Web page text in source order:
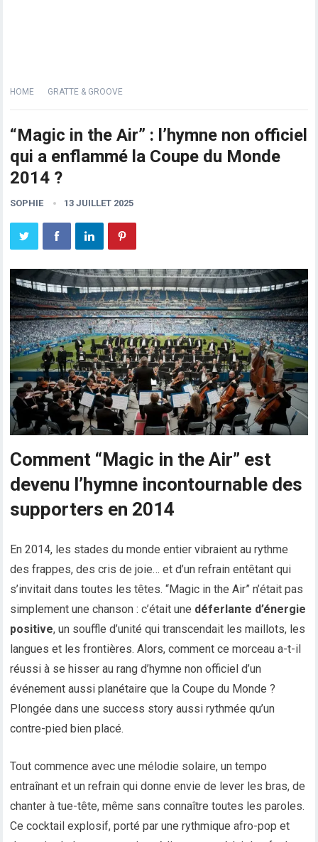
HOME GRATTE & GROOVE
“Magic in the Air” : l’hymne non officiel
qui a enflammé la Coupe du Monde
2014 ?
SOPHIE 13 JUILLET 2025
Comment “Magic in the Air” est
devenu l’hymne incontournable des
supporters en 2014
En 2014, les stades du monde entier vibraient au rythme
des frappes, des cris de joie… et d’un refrain entêtant qui
s’invitait dans toutes les têtes. “Magic in the Air” n’était pas
simplement une chanson : c’était une déferlante d’énergie
positive, un souffle d’unité qui transcendait les maillots, les
langues et les frontières. Alors, comment ce morceau a-t-il
réussi à se hisser au rang d’hymne non officiel d’un
événement aussi planétaire que la Coupe du Monde ?
Plongée dans une success story aussi rythmée qu’un
contre-pied bien placé.
Tout commence avec une mélodie solaire, un tempo
entraînant et un refrain qui donne envie de lever les bras, de
chanter à tue-tête, même sans connaître toutes les paroles.
Ce cocktail explosif, porté par une rythmique afro-pop et